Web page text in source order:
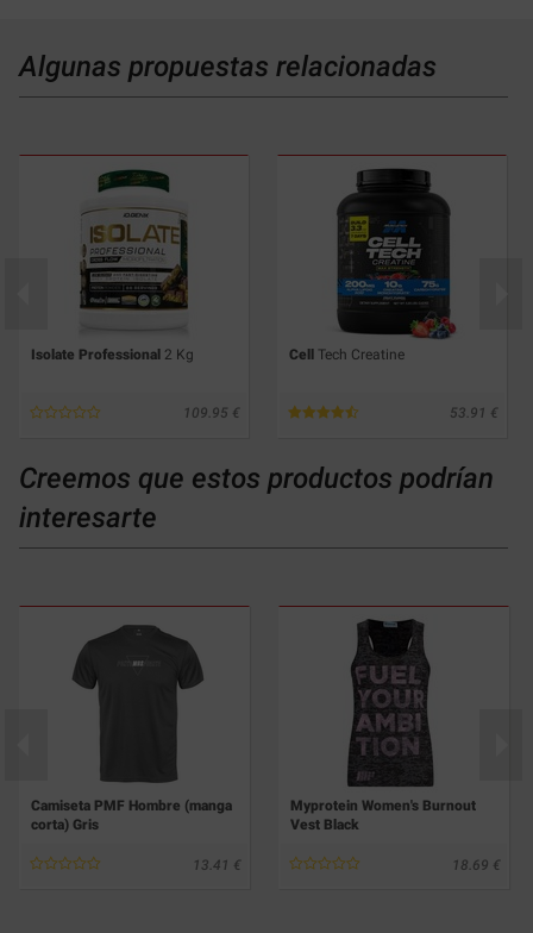
Algunas propuestas relacionadas
Isolate Professional 2 Kg
109.95
Cell Tech Creatine
53.91
Creemos que estos productos podrían
interesarte
Camiseta PMF Hombre (manga
corta) Gris
13.41
Myprotein Women's Burnout
Vest Black
18.69